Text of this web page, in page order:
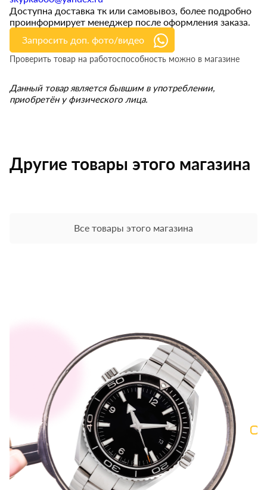
Доступна доставка тк или самовывоз, более подробно
проинформирует менеджер после оформления заказа.
Запросить доп. фото/видео
Проверить товар на работоспособность можно в магазине
Данный товар является бывшим в употреблении,
приобретён у физического лица.
Другие товары этого магазина
Все товары этого магазина